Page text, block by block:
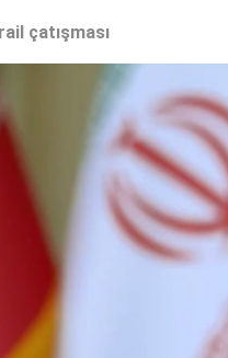
çatışması